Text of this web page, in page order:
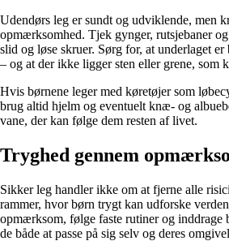
Udendørs leg er sundt og udviklende, men
opmærksomhed. Tjek gynger, rutsjebaner
slid og løse skruer. Sørg for, at underlaget
– og at der ikke ligger sten eller grene, som
Hvis børnene leger med køretøjer som
brug altid hjelm og eventuelt knæ- og
vane, der kan følge dem resten af livet.
Tryghed gennem
Sikker leg handler ikke om at fjerne alle
rammer, hvor børn trygt kan udforske
opmærksom, følge faste rutiner og inddrage
de både at passe på sig selv og deres